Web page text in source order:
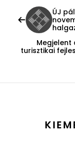
ÚJ
Megjelent
turisztikai